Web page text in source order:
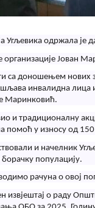
Угљевика одржала је
организације Јован
са доношењем
инвалидна лица
Маринковић.
и традиционалну
помоћ у износу од
и начелник
популацију.
рачуна о овој
извјештај о раду